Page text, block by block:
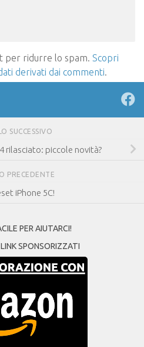
per ridurre lo spam. Scopri
derivati dai commenti.
SUCCESSIVO
rilasciato: piccole novità?
PRECEDENTE
iPhone 5C!
PER AIUTARCI!
SPONSORIZZATI